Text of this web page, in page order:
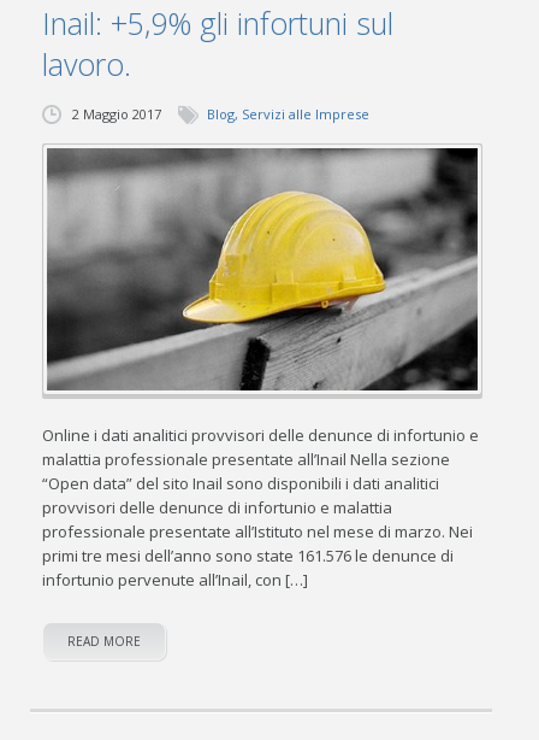
Inail: +5,9% gli infortuni sul
lavoro.
2 Maggio 2017 Blog, Servizi alle Imprese
Online i dati analitici provvisori delle denunce di infortunio e
malattia professionale presentate all’Inail Nella sezione
“Open data” del sito Inail sono disponibili i dati analitici
provvisori delle denunce di infortunio e malattia
professionale presentate all’Istituto nel mese di marzo. Nei
primi tre mesi dell’anno sono state 161.576 le denunce di
infortunio pervenute all’Inail, con […]
READ MORE